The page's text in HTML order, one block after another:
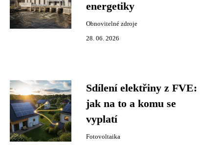
energetiky
Obnovitelné zdroje
28. 06. 2026
Sdílení elektřiny z FVE:
jak na to a komu se
vyplatí
Fotovoltaika